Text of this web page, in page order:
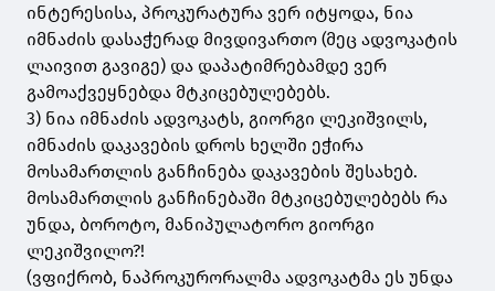
ინტერესისა, პროკურატურა ვერ იტყოდა, ნია
იმნაძის დასაჭერად მივდივართო (მეც ადვოკატის
ლაივით გავიგე) და დაპატიმრებამდე ვერ
გამოაქვეყნებდა მტკიცებულებებს.
3) ნია იმნაძის ადვოკატს, გიორგი ლეკიშვილს,
იმნაძის დაკავების დროს ხელში ეჭირა
მოსამართლის განჩინება დაკავების შესახებ.
მოსამართლის განჩინებაში მტკიცებულებებს რა
უნდა, ბოროტო, მანიპულატორო გიორგი
ლეკიშვილო?!
(ვფიქრობ, ნაპროკურორალმა ადვოკატმა ეს უნდა